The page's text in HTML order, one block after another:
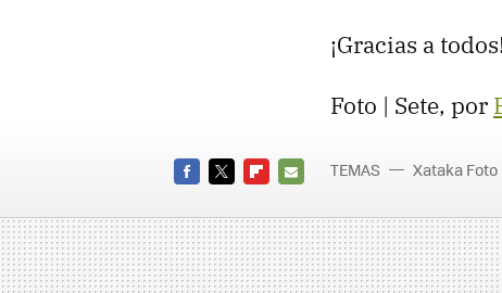
¡Gracias a
Foto | Sete, por
MAIL
TEMAS Xataka Foto